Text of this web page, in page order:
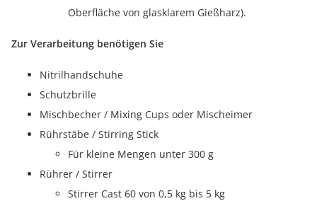
Oberfläche von glasklarem Gießharz).
Zur Verarbeitung benötigen Sie
Nitrilhandschuhe
Schutzbrille
Mischbecher / Mixing Cups oder Mischeimer
Rührstäbe / Stirring Stick
Für kleine Mengen unter 300 g
Rührer / Stirrer
Stirrer Cast 60 von 0,5 kg bis 5 kg